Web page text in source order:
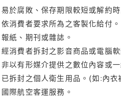
易於腐敗、保存期限較短或解約
依消費者要求所為之客製化給付
報紙、期刊或雜誌。
經消費者拆封之影音商品或電腦軟
非以有形媒介提供之數位內容或
已拆封之個人衛生用品。(如:內
國際航空客運服務。